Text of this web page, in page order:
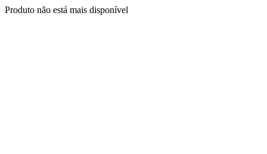
Produto não está mais disponível